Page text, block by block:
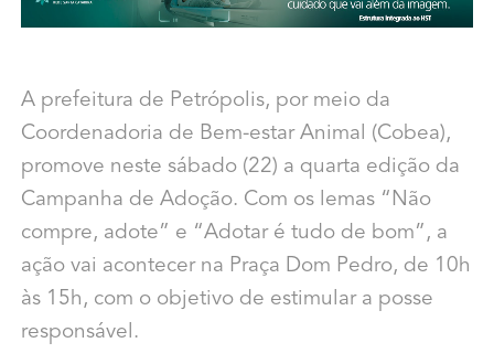
A prefeitura de Petrópolis, por meio da
Coordenadoria de Bem-estar Animal (Cobea),
promove neste sábado (22) a quarta edição da
Campanha de Adoção. Com os lemas “Não
compre, adote” e “Adotar é tudo de bom”, a
ação vai acontecer na Praça Dom Pedro, de 10h
às 15h, com o objetivo de estimular a posse
responsável.